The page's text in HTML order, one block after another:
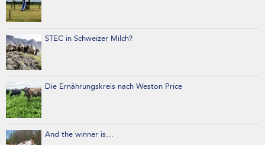
STEC in Schweizer Milch?
Die Ernährungskreis nach Weston Price
And the winner is…